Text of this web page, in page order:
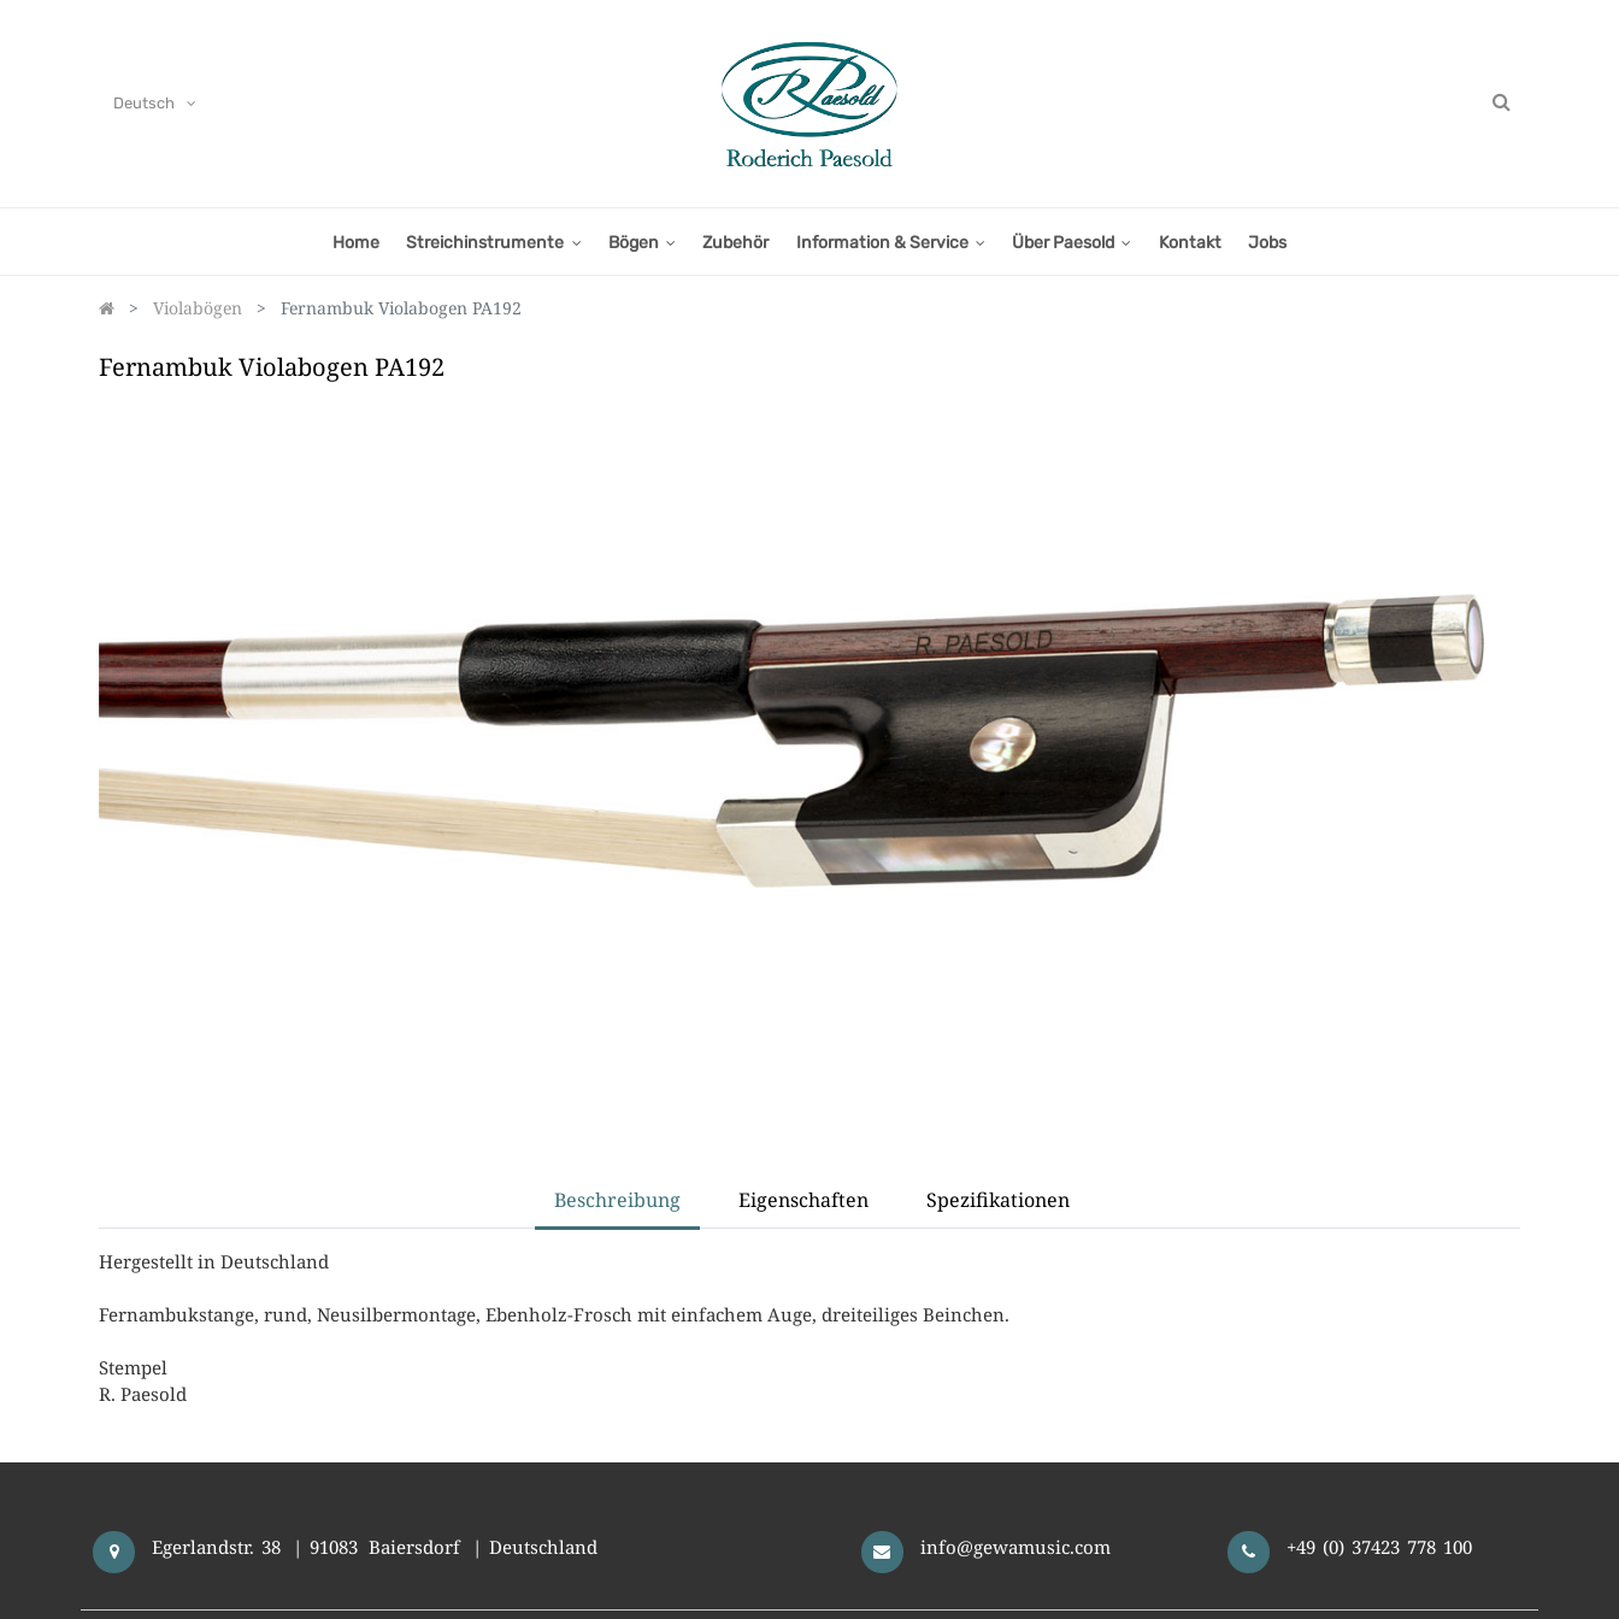
Deutsch
Home Streichinstrumente Bögen Zubehör Information & Service Über Paesold Kontakt Jobs
Violabögen Fernambuk Violabogen PA192
Fernambuk Violabogen PA192
Beschreibung Eigenschaften Spezifikationen
Hergestellt in Deutschland
Fernambukstange, rund, Neusilbermontage, Ebenholz-Frosch mit einfachem Auge, dreiteiliges Beinchen.
Stempel
R. Paesold
Egerlandstr. 38 | 91083 Baiersdorf | Deutschland info@gewamusic.com +49 (0) 37423 778 100